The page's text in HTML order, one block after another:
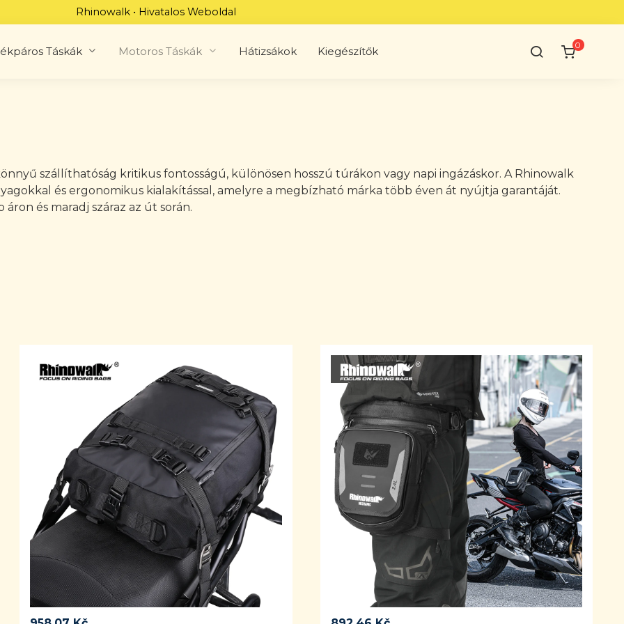
Rhinowalk • Hivatalos Weboldal
Táskák Motoros Táskák Hátizsákok Kiegészítők 0
szállíthatóság kritikus fontosságú, különösen hosszú túrákon vagy napi ingázáskor. A Rhinowalk
és ergonomikus kialakítással, amelyre a megbízható márka több éven át nyújtja garantáját.
és maradj száraz az út során.